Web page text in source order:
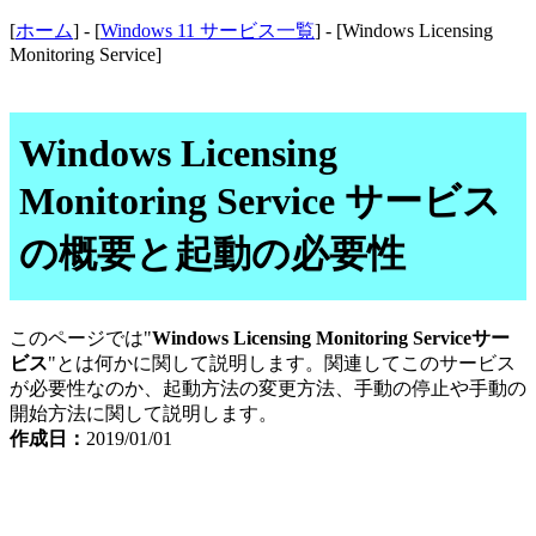
[ホーム] - [Windows 11 サービス一覧] - [Windows Licensing
Monitoring Service]
Windows Licensing
Monitoring Service サービス
の概要と起動の必要性
このページでは"Windows Licensing Monitoring Serviceサー
ビス"とは何かに関して説明します。関連してこのサービス
が必要性なのか、起動方法の変更方法、手動の停止や手動の
開始方法に関して説明します。
作成日： 2019/01/01